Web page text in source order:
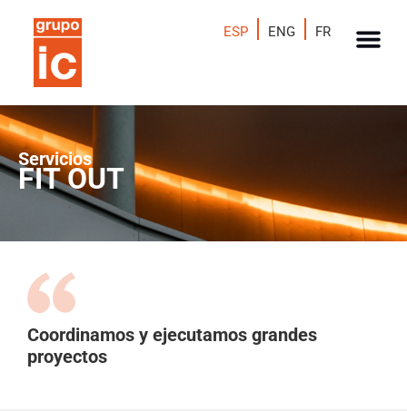
ESP ENG FR
Servicios
FIT OUT
Coordinamos y ejecutamos grandes
proyectos